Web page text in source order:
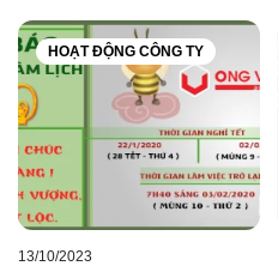
HOẠT ĐỘNG CÔNG TY
13/10/2023